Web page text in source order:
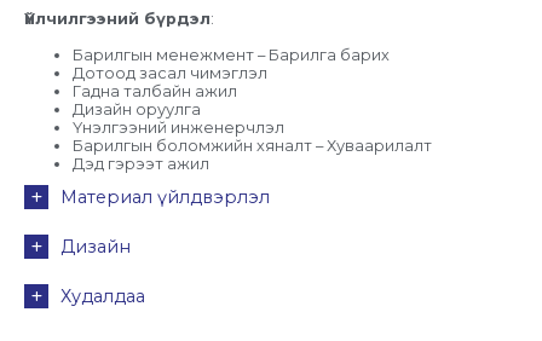
Үйлчилгээний бүрдэл:
Барилгын менежмент – Барилга барих
Дотоод засал чимэглэл
Гадна талбайн ажил
Дизайн оруулга
Үнэлгээний инженерчлэл
Барилгын боломжийн хяналт – Хуваарилалт
Дэд гэрээт ажил
Материал үйлдвэрлэл
Дизайн
Худалдаа